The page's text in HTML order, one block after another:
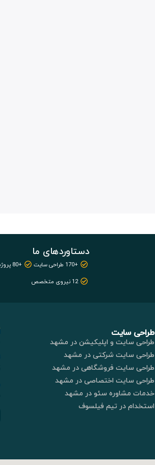
دستاوردهای ما
+170 طراحی سایت +80 پروژه سئو
12 نیروی متخصص
طراحی سایت
طراحی سایت و اپلیکیشن در مشهد
طراحی سایت شرکتی در مشهد
طراحی سایت فروشگاهی در مشهد
طراحی سایت اختصاصی در مشهد
خدمات مشاوره سئو در مشهد
استخدام در تیم فیلسوف